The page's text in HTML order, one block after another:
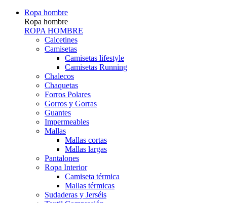
Ropa hombre
Ropa hombre
ROPA HOMBRE
Calcetines
Camisetas
Camisetas lifestyle
Camisetas Running
Chalecos
Chaquetas
Forros Polares
Gorros y Gorras
Guantes
Impermeables
Mallas
Mallas cortas
Mallas largas
Pantalones
Ropa Interior
Camiseta térmica
Mallas térmicas
Sudaderas y Jerséis